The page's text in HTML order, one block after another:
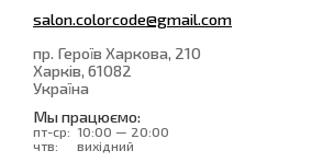
salon.colorcode@gmail.com
пр. Героїв Харкова, 210
Харків, 61082
Україна
Мы працюємо:
пт-ср: 10:00 — 20:00
чтв:
вихідний